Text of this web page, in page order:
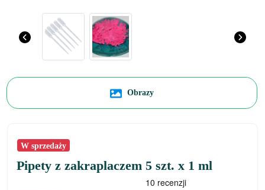
Obrazy
W sprzedaży
Pipety z zakraplaczem 5 szt. x 1 ml